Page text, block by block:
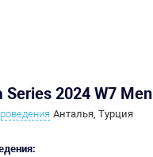
Series 2024 W7 Men
Анталья, Турция